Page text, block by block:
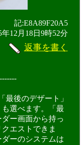
記:E8A89F20A5
年12月18日9時52分
返事を書く
最後のデザート」
選べます。「最
ー画面から持っ
エストできま
ーのシステムは